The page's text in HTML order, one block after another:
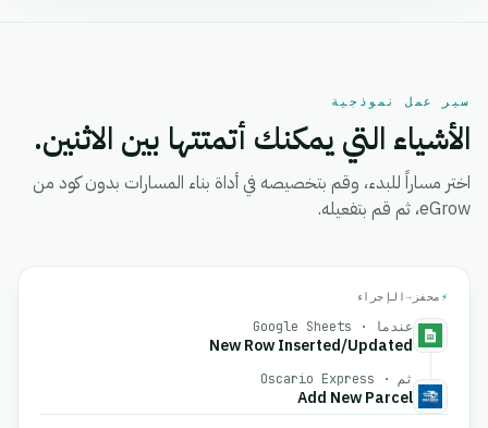
سير عمل نموذجية
الأشياء التي يمكنك أتمتتها بين الاثنين.
اختر مساراً للبدء، وقم بتخصيصه في أداة بناء المسارات بدون كود من
eGrow، ثم قم بتفعيله.
⚡ محفز →الإجراء
عندما · Google Sheets
New Row Inserted/Updated
ثم · Oscario Express
Add New Parcel